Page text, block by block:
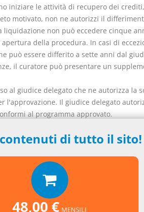
iniziare le attività di recupero dei
motivato, non ne autorizzi il
liquidazione non può eccedere cinque
della procedura. In casi di
può essere differito a sette anni dal
il curatore può presentare un
al giudice delegato che ne autorizza la
l'approvazione. Il giudice delegato
al programma approvato.
di revoca del curatore.di tutto il sito!
48,00 € MENSILI